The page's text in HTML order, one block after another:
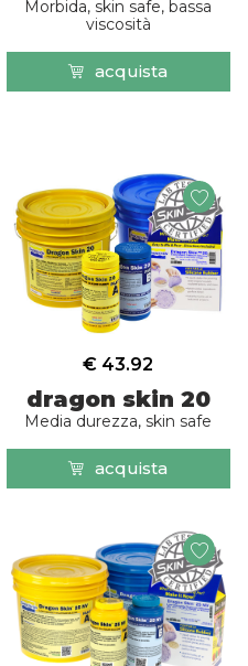
Morbida, skin safe, bassa
viscosità
acquista
dragon skin 20
Media durezza, skin safe
€ 43.92
acquista